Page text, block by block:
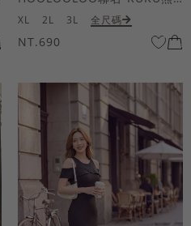
XL 2L 3L 全尺碼
NT.690